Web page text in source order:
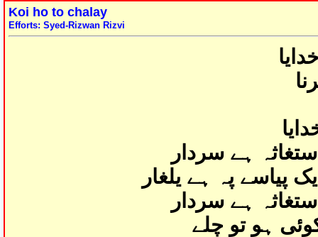
Koi ho to chalay
Efforts: Syed-Rizwan Rizvi
ہے سردار
پیاسے پہ ہے یلغار
ہے سردار
ہو تو چلے